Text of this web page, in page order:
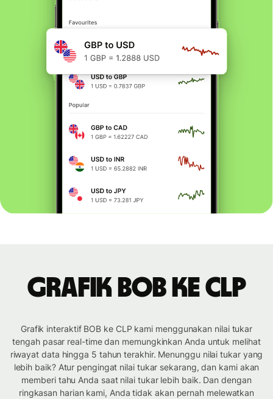
Grafik BOB ke CLP
Grafik interaktif BOB ke CLP kami menggunakan nilai tukar
tengah pasar real-time dan memungkinkan Anda untuk melihat
riwayat data hingga 5 tahun terakhir. Menunggu nilai tukar yang
lebih baik? Atur pengingat nilai tukar sekarang, dan kami akan
memberi tahu Anda saat nilai tukar lebih baik. Dan dengan
ringkasan harian kami, Anda tidak akan pernah melewatkan